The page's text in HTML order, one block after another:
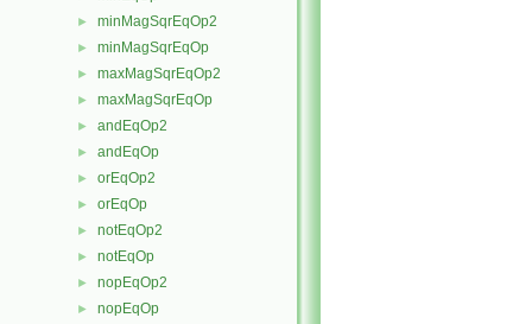
► minMagSqrEqOp2
► minMagSqrEqOp
► maxMagSqrEqOp2
► maxMagSqrEqOp
► andEqOp2
► andEqOp
► orEqOp2
► orEqOp
► notEqOp2
► notEqOp
► nopEqOp2
► nopEqOp